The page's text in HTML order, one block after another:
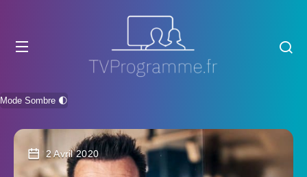
Mode Sombre 🌓
2 Avril 2020